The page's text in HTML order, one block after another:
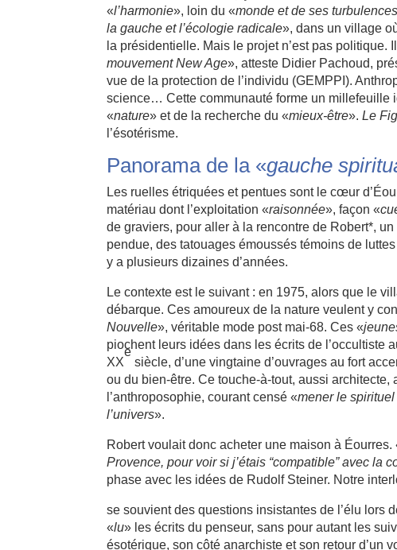
«l’harmonie», loin du «monde et de ses
la gauche et l’écologie radicale», dans un village
la présidentielle. Mais le projet n’est pas politique.
mouvement New Age», atteste Didier Pachoud,
vue de la protection de l’individu (GEMPPI).
science… Cette communauté forme un millefeuille
«nature» et de la recherche du «mieux-être».Le
l’ésotérisme.
Panorama de la «gauche
Les ruelles étriquées et pentues sont le cœur
matériau dont l’exploitation «raisonnée», façon «
de graviers, pour aller à la rencontre de Robert*,
pendue, des tatouages émoussés témoins de
y a plusieurs dizaines d’années.
Le contexte est le suivant : en 1975, alors que le
débarque. Ces amoureux de la nature veulent y
Nouvelle», véritable mode post mai-68. Ces «
piochent leurs idées dans les écrits de l’occultiste
XX
e
siècle, d’une vingtaine d’ouvrages au fort
ou du bien-être. Ce touche-à-tout, aussi
l’anthroposophie, courant censé «mener le
l’univers».
Robert voulait donc acheter une maison à Éourres.
Provence, pour voir si j’étais “compatible” avec la
phase avec les idées de Rudolf Steiner. Notre
se souvient des questions insistantes de l’élu lors
«lu» les écrits du penseur, sans pour autant les
ésotérique, son côté anarchiste et son retour d’un